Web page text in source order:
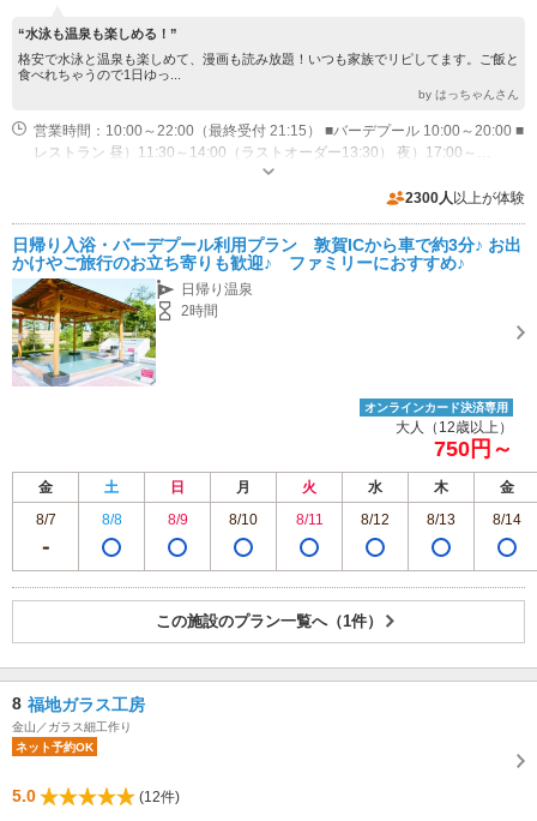
“水泳も温泉も楽しめる！”
格安で水泳と温泉も楽しめて、漫画も読み放題！いつも家族でリピしてます。ご飯と
食べれちゃうので1日ゆっ...
by はっちゃんさん
営業時間：10:00～22:00（最終受付 21:15） ■バーデプール 10:00～20:00 ■
レストラン 昼）11:30～14:00（ラストオーダー13:30） 夜）17:00～
専用駐車場あり（無料）300台 立体駐車場
2300人 以上が体験
日帰り入浴・バーデプール利用プラン 敦賀ICから車で約3分♪ お出
かけやご旅行のお立ち寄りも歓迎♪ ファミリーにおすすめ♪
日帰り温泉
2時間
オンラインカード決済専用
大人（12歳以上）
750円～
金 土 日 月 火 水 木
金
8/7
8/8 8/9 8/10 8/11 8/12 8/13 8/14
この施設のプラン一覧へ（1件）
8 福地ガラス工房
金山／ガラス細工作り
ネット予約OK
5.0 (12件)